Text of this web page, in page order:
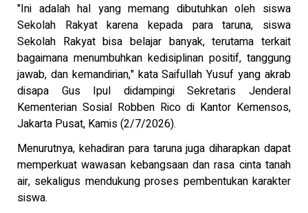
"Ini adalah hal yang memang dibutuhkan oleh siswa
Sekolah Rakyat karena kepada para taruna, siswa
Sekolah Rakyat bisa belajar banyak, terutama terkait
bagaimana menumbuhkan kedisiplinan positif, tanggung
jawab, dan kemandirian," kata Saifullah Yusuf yang akrab
disapa Gus Ipul didampingi Sekretaris Jenderal
Kementerian Sosial Robben Rico di Kantor Kemensos,
Jakarta Pusat, Kamis (2/7/2026).
Menurutnya, kehadiran para taruna juga diharapkan dapat
memperkuat wawasan kebangsaan dan rasa cinta tanah
air, sekaligus mendukung proses pembentukan karakter
siswa.